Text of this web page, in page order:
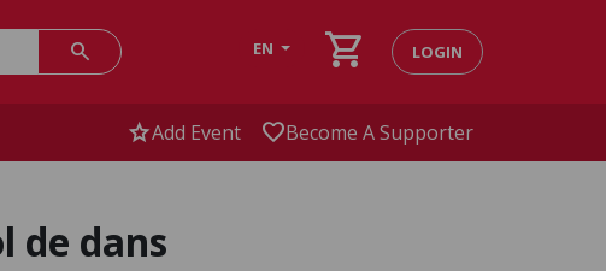
search EN shopping_cart LOGIN
starAdd Event favoriteBecome A Supporter
de dans